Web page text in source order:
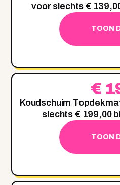
voor slechts €
TOON
€
Koudschuim
slechts € 199,00
TOON